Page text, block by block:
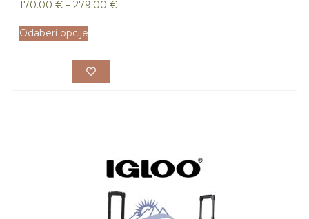
170.00 € – 279.00 €
Odaberi opcije